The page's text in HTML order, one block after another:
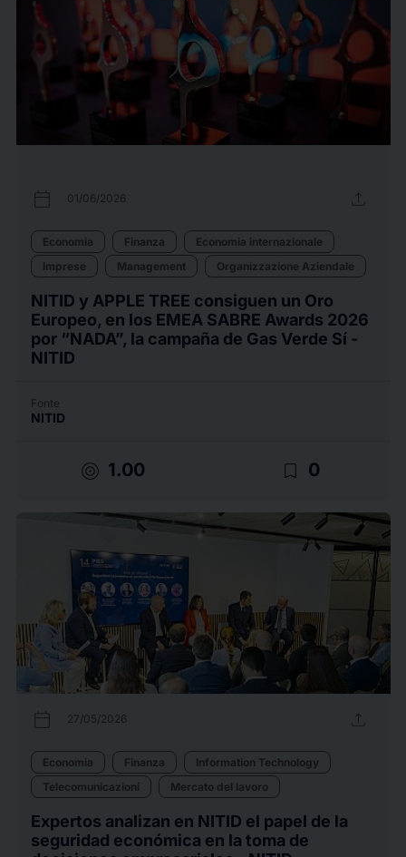
calendar_today 01/06/2026 upload
Economia Finanza
Economia internazionale
Imprese
Management Organizzazione Aziendale
NITID y APPLE TREE consiguen un Oro
Europeo, en los EMEA SABRE Awards 2026
por “NADA”, la campaña de Gas Verde Sí -
NITID
Fonte
NITID
target 1.00 bookmark_border 0
calendar_today 27/05/2026 upload
Economia Finanza
Information Technology
Telecomunicazioni
Mercato del lavoro
Expertos analizan en NITID el papel de la
seguridad económica en la toma de